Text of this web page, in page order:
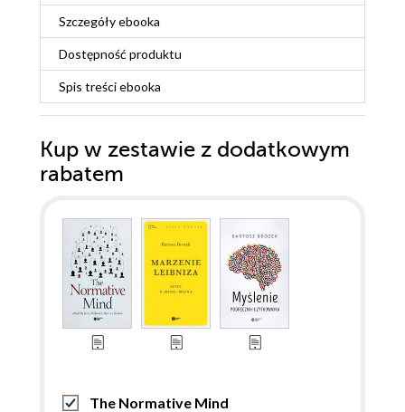
Szczegółyebooka
Dostępność produktu
Spis treściebooka
Kup w zestawie z dodatkowym
rabatem
The Normative Mind